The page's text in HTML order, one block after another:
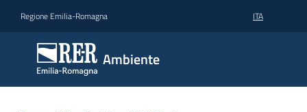
Regione Emilia-Romagna ITA
Ambiente
Ambiente